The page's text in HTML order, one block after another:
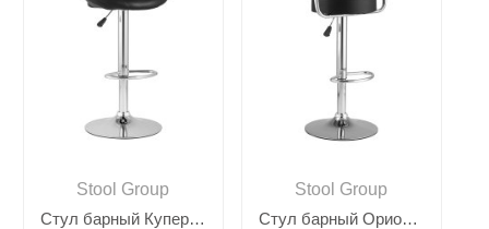
Stool Group
Стул барный Купер черный
Stool Group
Стул барный Орион черный